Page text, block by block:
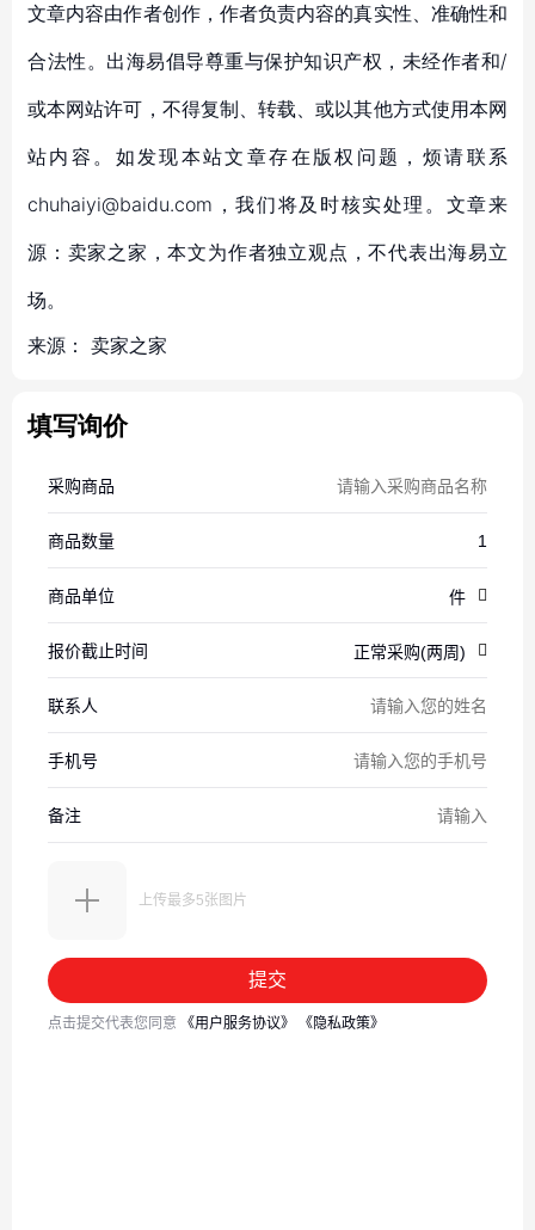
文章内容由作者创作，作者负责内容的真实性、准确性和
合法性。出海易倡导尊重与保护知识产权，未经作者和/
或本网站许可，不得复制、转载、或以其他方式使用本网
站内容。如发现本站文章存在版权问题，烦请联系
chuhaiyi@baidu.com，我们将及时核实处理。文章来
源：卖家之家，本文为作者独立观点，不代表出海易立
场。
来源： 卖家之家
填写询价